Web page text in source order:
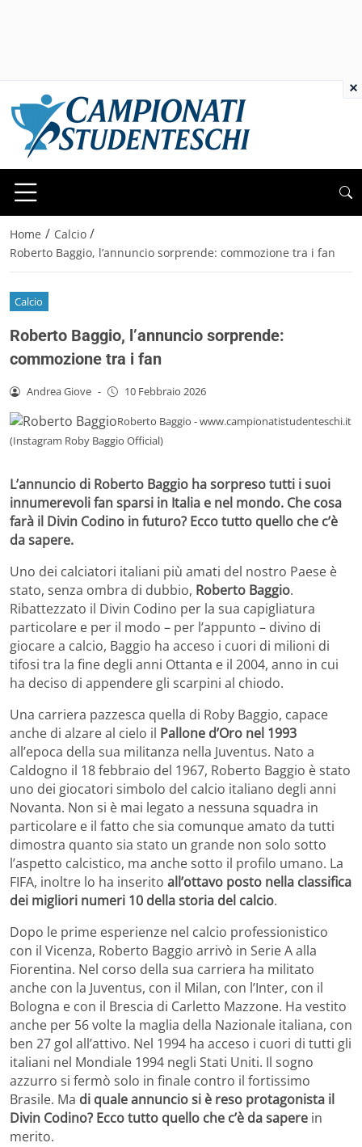
Home / Calcio /
Roberto Baggio, l’annuncio sorprende: commozione tra i fan
Calcio
Roberto Baggio, l’annuncio sorprende:
commozione tra i fan
Andrea Giove - 10 Febbraio 2026
Roberto Baggio - www.campionatistudenteschi.it
(Instagram Roby Baggio Official)
L’annuncio di Roberto Baggio ha sorpreso tutti i suoi
innumerevoli fan sparsi in Italia e nel mondo. Che cosa
farà il Divin Codino in futuro? Ecco tutto quello che c’è
da sapere.
Uno dei calciatori italiani più amati del nostro Paese è
stato, senza ombra di dubbio, Roberto Baggio.
Ribattezzato il Divin Codino per la sua capigliatura
particolare e per il modo – per l’appunto – divino di
giocare a calcio, Baggio ha acceso i cuori di milioni di
tifosi tra la fine degli anni Ottanta e il 2004, anno in cui
ha deciso di appendere gli scarpini al chiodo.
Una carriera pazzesca quella di Roby Baggio, capace
anche di alzare al cielo il Pallone d’Oro nel 1993
all’epoca della sua militanza nella Juventus. Nato a
Caldogno il 18 febbraio del 1967, Roberto Baggio è stato
uno dei giocatori simbolo del calcio italiano degli anni
Novanta. Non si è mai legato a nessuna squadra in
particolare e il fatto che sia comunque amato da tutti
dimostra quanto sia stato un grande non solo sotto
l’aspetto calcistico, ma anche sotto il profilo umano. La
FIFA, inoltre lo ha inserito all’ottavo posto nella classifica
dei migliori numeri 10 della storia del calcio.
Dopo le prime esperienze nel calcio professionistico
con il Vicenza, Roberto Baggio arrivò in Serie A alla
Fiorentina. Nel corso della sua carriera ha militato
anche con la Juventus, con il Milan, con l’Inter, con il
Bologna e con il Brescia di Carletto Mazzone. Ha vestito
anche per 56 volte la maglia della Nazionale italiana, con
ben 27 gol all’attivo. Nel 1994 ha acceso i cuori di tutti gli
italiani nel Mondiale 1994 negli Stati Uniti. Il sogno
azzurro si fermò solo in finale contro il fortissimo
Brasile. Ma di quale annuncio si è reso protagonista il
Divin Codino? Ecco tutto quello che c’è da sapere in
merito.
×